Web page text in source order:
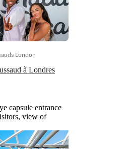
à Londres
London
capsule entrance
view of